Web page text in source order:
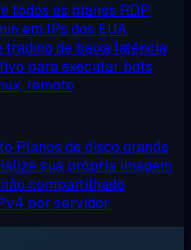
todos os planos RDP
em IPs dos EUA
trading de baixa latência
para executar bots
remoto
Planos de disco grande
sua própria imagem
não compartilhado
por servidor